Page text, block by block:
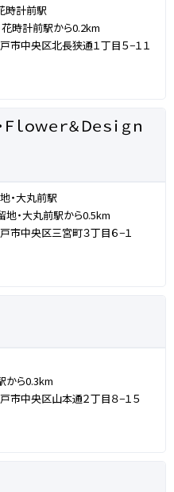
時計前駅
花時計前駅から0.2km
市中央区北長狭通１丁目５−１１
Ｆｌｏｗｅｒ＆Ｄｅｓｉｇｎ
・大丸前駅
地・大丸前駅から0.5km
市中央区三宮町３丁目６−１
から0.3km
市中央区山本通２丁目８−１５